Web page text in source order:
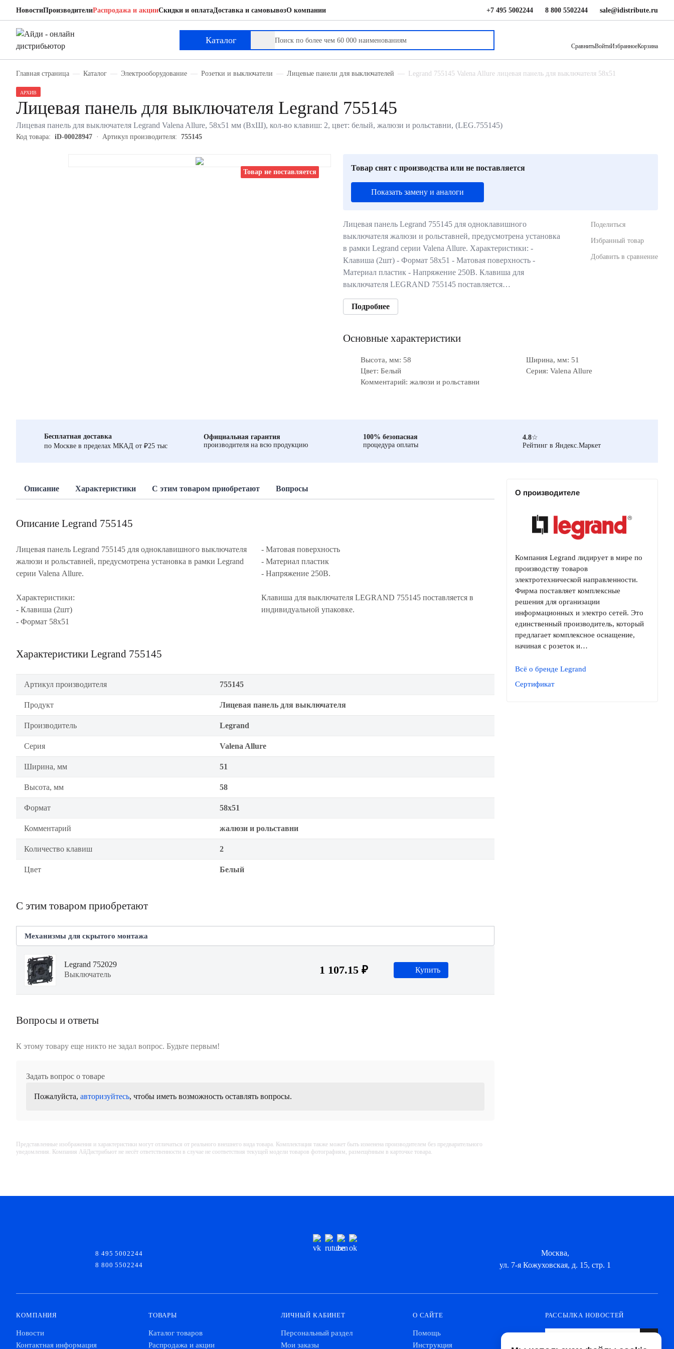
НовостиПроизводителиРаспродажа и акцииСкидки и оплатаДоставка и самовывозО компании +7 495 5002244 8 800 5502244 sale@idistribute.ru
Каталог
СравнитьВойтиИзбранноеКорзина
Главная страница Каталог Электрооборудование Розетки и выключатели Лицевые панели для выключателей Legrand 755145 Valena Allure лицевая панель для выключателя 58x51
Товар не поставляется
АРХИВ
Лицевая панель для выключателя Legrand 755145
Лицевая панель для выключателя Legrand Valena Allure, 58х51 мм (ВхШ), кол-во клавиш: 2, цвет: белый, жалюзи и рольставни, (LEG.755145)
Код товара: iD-00028947 Артикул производителя: 755145
Товар снят с производства или не поставляется
Показать замену и аналоги
Лицевая панель Legrand 755145 для одноклавишного
выключателя жалюзи и рольставней, предусмотрена установка
в рамки Legrand серии Valena Allure. Характеристики: -
Клавиша (2шт) - Формат 58x51 - Матовая поверхность -
Материал пластик - Напряжение 250В. Клавиша для
выключателя LEGRAND 755145 поставляется…
Подробнее
Поделиться
Избранный товар
Добавить в сравнение
Основные характеристики
Высота, мм: 58
Ширина, мм: 51
Цвет: Белый
Серия: Valena Allure
Комментарий: жалюзи и рольставни
Бесплатная доставка
по Москве в пределах МКАД от ₽25 тыс
Официальная гарантия
производителя на всю продукцию
100% безопасная
процедура оплаты
4.8☆
Рейтинг в Яндекс.Маркет
Описание Характеристики С этим товаром приобретают Вопросы
Описание Legrand 755145
Лицевая панель Legrand 755145 для одноклавишного выключателя
жалюзи и рольставней, предусмотрена установка в рамки Legrand
серии Valena Allure.
Характеристики:
- Клавиша (2шт)
- Формат 58x51
- Матовая поверхность
- Материал пластик
- Напряжение 250В.
Клавиша для выключателя LEGRAND 755145 поставляется в
индивидуальной упаковке.
Характеристики Legrand 755145
Артикул производителя 755145
Продукт Лицевая панель для выключателя
Производитель Legrand
Серия Valena Allure
Ширина, мм 51
Высота, мм 58
Формат 58x51
Комментарий жалюзи и рольставни
Количество клавиш 2
Цвет Белый
С этим товаром приобретают
Механизмы для скрытого монтажа
Legrand 752029
Выключатель
1 107.15 ₽ Купить
Вопросы и ответы
К этому товару еще никто не задал вопрос. Будьте первым!
Задать вопрос о товаре
Пожалуйста, авторизуйтесь, чтобы иметь возможность оставлять вопросы.
Представленные изображения и характеристики могут отличаться от реального внешнего вида товара. Комплектация также может быть изменена производителем без предварительного
уведомления. Компания АйДистрибьют не несёт ответственности в случае не соответствия текущей модели товаров фотографиям, размещённым в карточке товара.
О производителе
Компания Legrand лидирует в мире по
производству товаров
электротехнической направленности.
Фирма поставляет комплексные
решения для организации
информационных и электро сетей. Это
единственный производитель, который
предлагает комплексное оснащение,
начиная с розеток и…
Всё о бренде Legrand
Сертификат
Legrand 755145
Лицевая панель для выключателя
8 495 5002244
8 800 5502244
Москва,
ул. 7-я Кожуховская, д. 15, стр. 1
КОМПАНИЯ
Новости
Контактная информация
ТОВАРЫ
Каталог товаров
Распродажа и акции
ЛИЧНЫЙ КАБИНЕТ
Персональный раздел
Мои заказы
О САЙТЕ
Помощь
Инструкция
РАССЫЛКА НОВОСТЕЙ